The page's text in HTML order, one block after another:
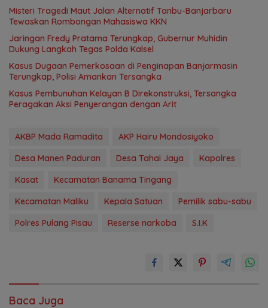
Misteri Tragedi Maut Jalan Alternatif Tanbu-Banjarbaru
Tewaskan Rombongan Mahasiswa KKN
Jaringan Fredy Pratama Terungkap, Gubernur Muhidin
Dukung Langkah Tegas Polda Kalsel
Kasus Dugaan Pemerkosaan di Penginapan Banjarmasin
Terungkap, Polisi Amankan Tersangka
Kasus Pembunuhan Kelayan B Direkonstruksi, Tersangka
Peragakan Aksi Penyerangan dengan Arit
AKBP Mada Ramadita
AKP Hairu Mondosiyoko
Desa Manen Paduran
Desa Tahai Jaya
Kapolres
Kasat
Kecamatan Banama Tingang
Kecamatan Maliku
Kepala Satuan
Pemilik sabu-sabu
Polres Pulang Pisau
Reserse narkoba S.I.K
Baca Juga